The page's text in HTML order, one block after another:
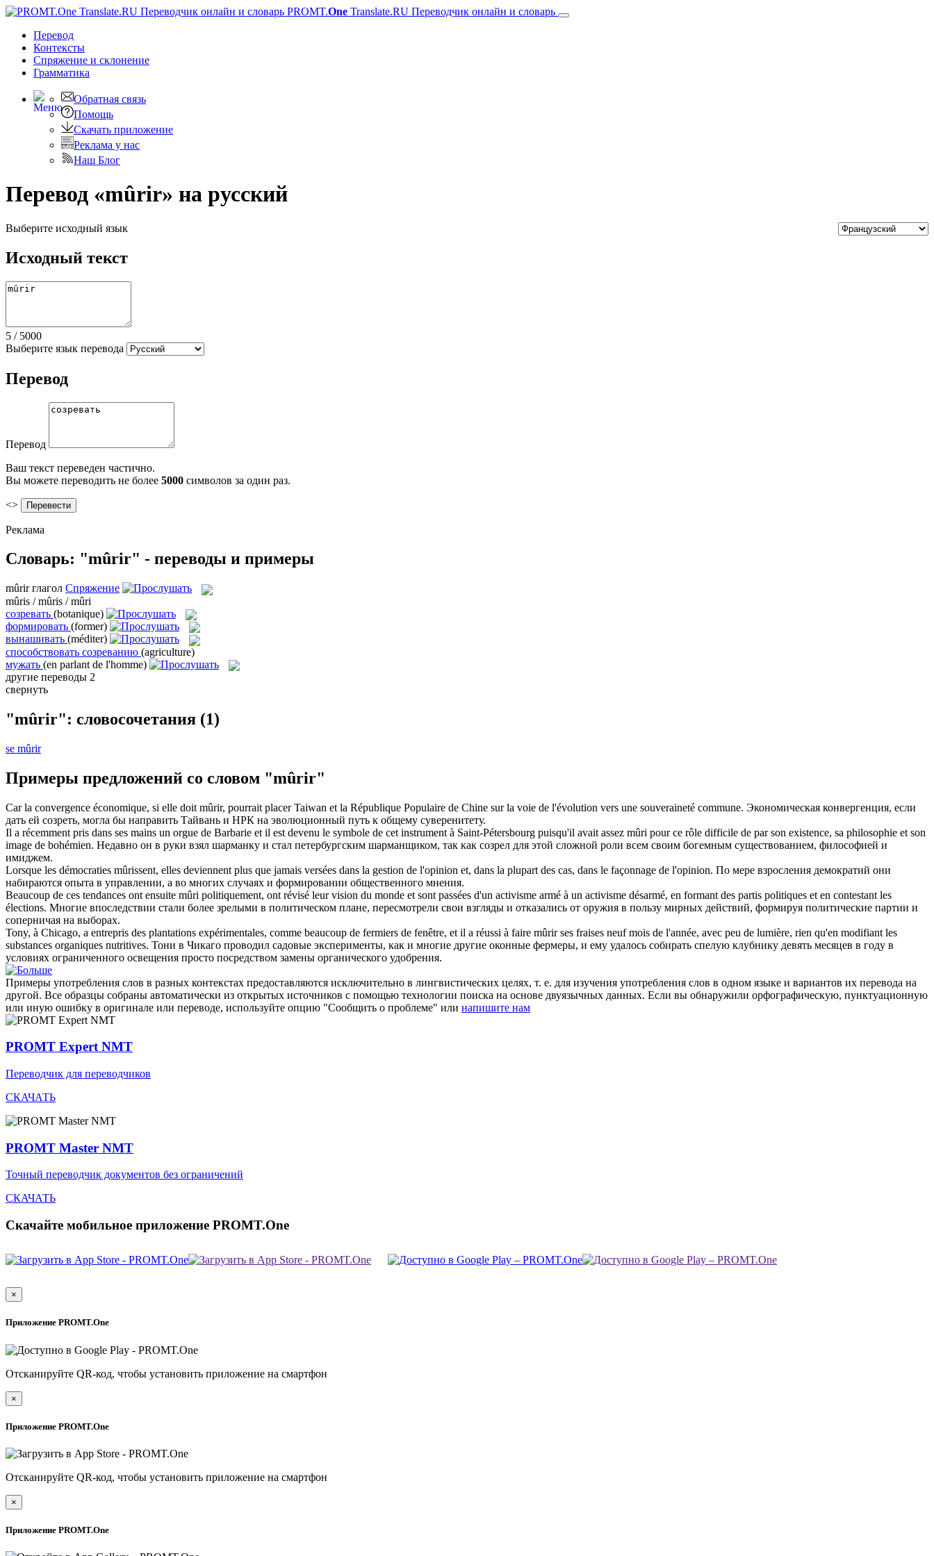
PROMT.One Translate.RU Переводчик онлайн и словарь
Перевод
Контексты
Спряжение и склонение
Грамматика
Обратная связь
Помощь
Скачать приложение
Реклама у нас
Наш Блог
Перевод «mûrir» на русский
Выберите исходный язык
Исходный текст
5 / 5000
Выберите язык перевода
Перевод
Перевод
Ваш текст переведен частично.
Вы можете переводить не более 5000 символов за один раз.
<>
Реклама
Словарь: "mûrir" - переводы и примеры
mûrir глагол Спряжение
mûris / mûris / mûri
созревать (botanique)
формировать (former)
вынашивать (méditer)
способствовать созреванию (agriculture)
мужать (en parlant de l'homme)
другие переводы 2
свернуть
"mûrir": словосочетания (1)
se mûrir
Примеры предложений со словом "mûrir"
Car la convergence économique, si elle doit mûrir, pourrait placer Taiwan et la République Populaire de Chine sur la voie de l'évolution vers une souveraineté commune. Экономическая конвергенция, если
дать ей созреть, могла бы направить Тайвань и НРК на эволюционный путь к общему суверенитету.
Il a récemment pris dans ses mains un orgue de Barbarie et il est devenu le symbole de cet instrument à Saint-Pétersbourg puisqu'il avait assez mûri pour ce rôle difficile de par son existence, sa philosophie et son
image de bohémien. Недавно он в руки взял шарманку и стал петербургским шарманщиком, так как созрел для этой сложной роли всем своим богемным существованием, философией и
имиджем.
Lorsque les démocraties mûrissent, elles deviennent plus que jamais versées dans la gestion de l'opinion et, dans la plupart des cas, dans le façonnage de l'opinion. По мере взросления демократий они
набираются опыта в управлении, а во многих случаях и формировании общественного мнения.
Beaucoup de ces tendances ont ensuite mûri politiquement, ont révisé leur vision du monde et sont passées d'un activisme armé à un activisme désarmé, en formant des partis politiques et en contestant les
élections. Многие впоследствии стали более зрелыми в политическом плане, пересмотрели свои взгляды и отказались от оружия в пользу мирных действий, формируя политические партии и
соперничая на выборах.
Tony, à Chicago, a entrepris des plantations expérimentales, comme beaucoup de fermiers de fenêtre, et il a réussi à faire mûrirses fraises neuf mois de l'année, avec peu de lumière, rien qu'en modifiant les
substances organiques nutritives. Тони в Чикаго проводил садовые эксперименты, как и многие другие оконные фермеры, и ему удалось собирать спелую клубнику девять месяцев в году в
условиях ограниченного освещения просто посредством замены органического удобрения.
Примеры употребления слов в разных контекстах предоставляются исключительно в лингвистических целях, т. е. для изучения употребления слов в одном языке и вариантов их перевода на
другой. Все образцы собраны автоматически из открытых источников с помощью технологии поиска на основе двуязычных данных. Если вы обнаружили орфографическую, пунктуационную
или иную ошибку в оригинале или переводе, используйте опцию "Сообщить о проблеме" или напишите нам
PROMT Expert NMT
Переводчик для переводчиков
СКАЧАТЬ
PROMT Master NMT
Точный переводчик документов без ограничений
СКАЧАТЬ
Скачайте мобильное приложение PROMT.One
×
Приложение PROMT.One
Отсканируйте QR-код, чтобы установить приложение на смартфон
×
Приложение PROMT.One
Отсканируйте QR-код, чтобы установить приложение на смартфон
×
Приложение PROMT.One